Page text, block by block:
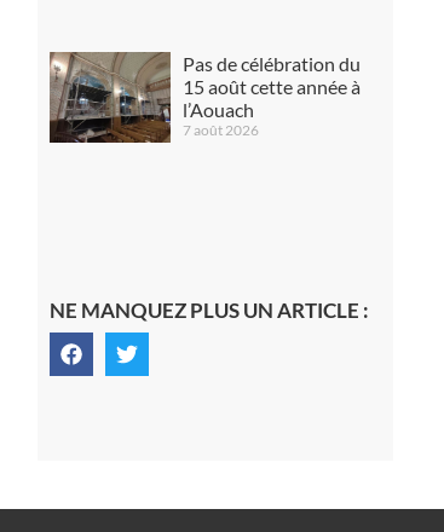
Pas de célébration du
15 août cette année à
l’Aouach
7 août 2026
NE MANQUEZ PLUS UN ARTICLE :